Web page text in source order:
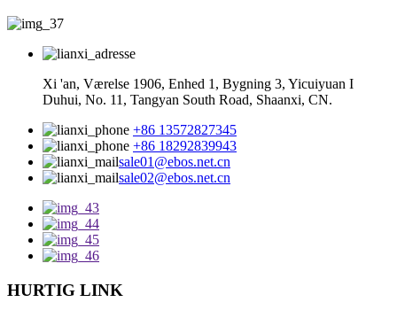
Xi 'an, Værelse 1906, Enhed 1, Bygning 3, Yicuiyuan I
Duhui, No. 11, Tangyan South Road, Shaanxi, CN.
+86 13572827345
+86 18292839943
sale01@ebos.net.cn
sale02@ebos.net.cn
HURTIG LINK